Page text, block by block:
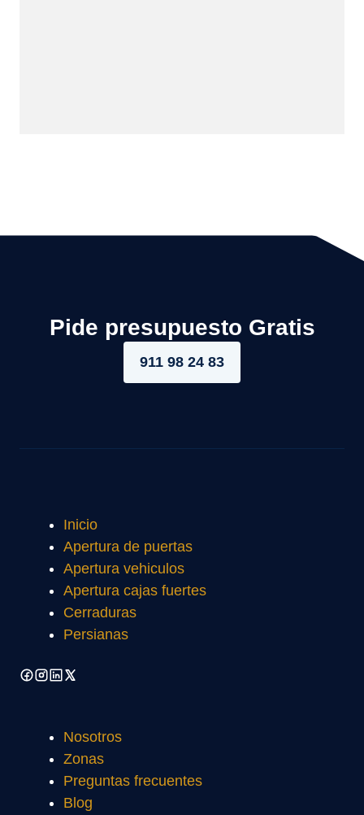
Pide presupuesto Gratis
911 98 24 83
Inicio
Apertura de puertas
Apertura vehiculos
Apertura cajas fuertes
Cerraduras
Persianas
Nosotros
Zonas
Preguntas frecuentes
Blog